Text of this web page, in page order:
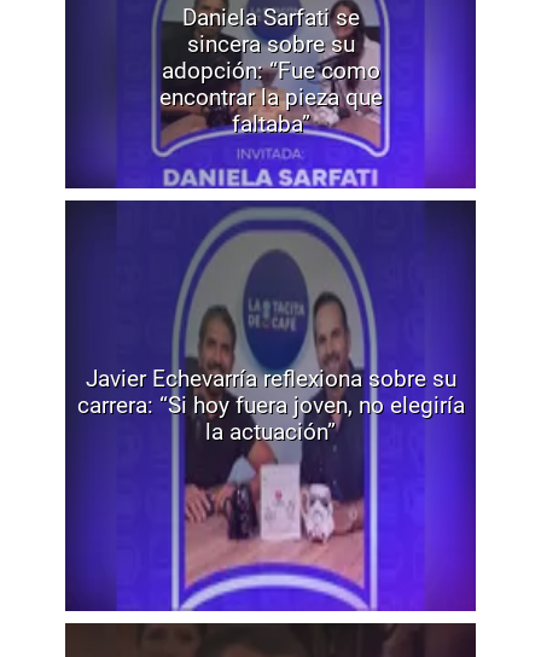
Daniela Sarfati se
sincera sobre su
adopción: “Fue como
encontrar la pieza que
faltaba”
Javier Echevarría reflexiona sobre su
carrera: “Si hoy fuera joven, no elegiría
la actuación”